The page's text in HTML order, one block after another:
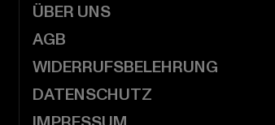
ÜBER UNS
AGB
WIDERRUFSBELEHRUNG
DATENSCHUTZ